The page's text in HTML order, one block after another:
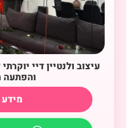
עיצוב ולנטיין דיי
והפתעה
מידע